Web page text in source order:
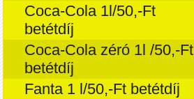
Coca-Cola 1l/50,-Ft
betétdíj
Coca-Cola zéró 1l /50,-Ft
betétdíj
Fanta 1 l/50,-Ft betétdíj